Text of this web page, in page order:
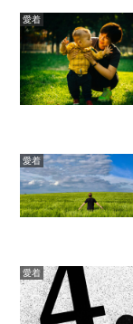
愛着
愛着
愛着